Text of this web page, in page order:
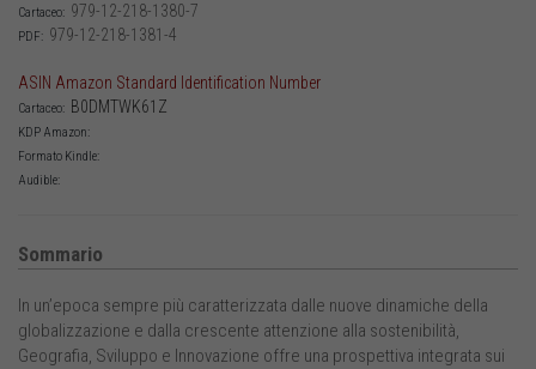
Cartaceo: 979-12-218-1380-7
PDF: 979-12-218-1381-4
ASIN Amazon Standard Identification Number
Cartaceo: B0DMTWK61Z
KDP Amazon:
Formato Kindle:
Audible:
Sommario
In un’epoca sempre più caratterizzata dalle nuove dinamiche della
globalizzazione e dalla crescente attenzione alla sostenibilità,
Geografia, Sviluppo e Innovazione offre una prospettiva integrata sui